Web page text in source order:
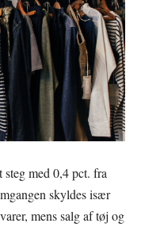
steg med 0,4 pct. fra
skyldes især
mens salg af tøj og